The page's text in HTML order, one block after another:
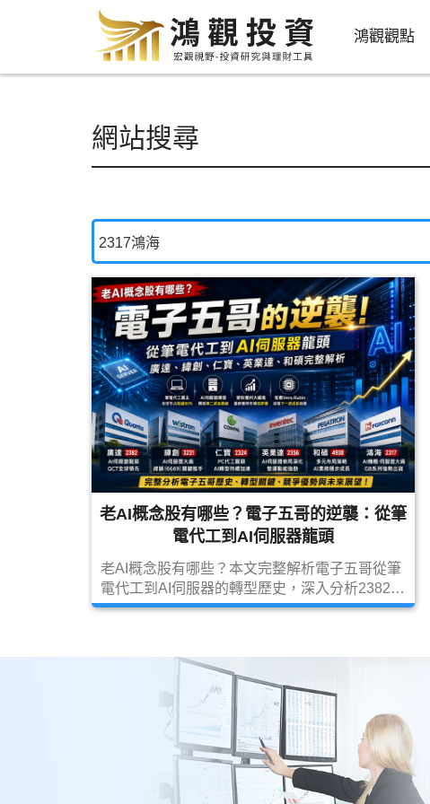
鴻觀觀點
網站搜尋
老AI概念股有哪些？電子五哥的逆襲：從筆
電代工到AI伺服器龍頭
老AI概念股有哪些？本文完整解析電子五哥從筆
電代工到AI伺服器的轉型歷史，深入分析2382廣
達、3231緯創、6669緯穎、2356英業達、2324